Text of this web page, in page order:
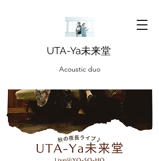
UTA-Ya未来堂
Acoustic duo